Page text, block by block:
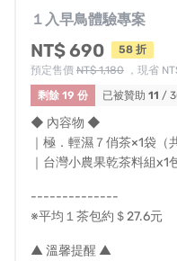
②依《消費者保護法》
（包含例假日）之權益
非試用期」，商品一經
再販售價值時，為保障
（商品本身具有瑕疵不受
③退貨時退回商品必須
為全新狀態且完整包裝
標籤損毀遺失、商品外
貨。
④退貨時請同時附上，
１入早鳥體驗專案
NT$ 690
58 折
預定售價 NT$ 1,180 ，現省
剩餘 19 份
已被贊助 11 /
◆ 內容物 ◆
｜極．輕濕７俏茶×1袋（
｜台灣小農果乾茶料組x1
--------------
※平均１茶包約＄27.6元
▲ 溫馨提醒 ▲